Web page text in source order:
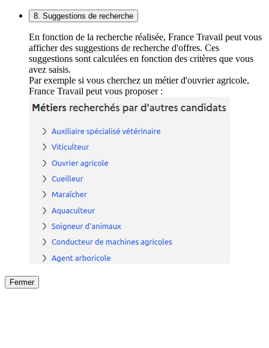
8. Suggestions de recherche
En fonction de la recherche réalisée, France Travail peut vous
afficher des suggestions de recherche d'offres. Ces
suggestions sont calculées en fonction des critères que vous
avez saisis.
Par exemple si vous cherchez un métier d'ouvrier agricole,
France Travail peut vous proposer :
Fermer